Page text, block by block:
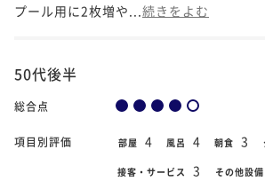
プール用に2枚増や... 続きをよむ
50代後半
総合点
項目別評価 部屋 4 風呂 4 朝食 3
接客・サービス 3 その他設備